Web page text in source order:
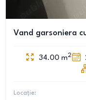
Vand garsoniera
34.00 m2
Locație: